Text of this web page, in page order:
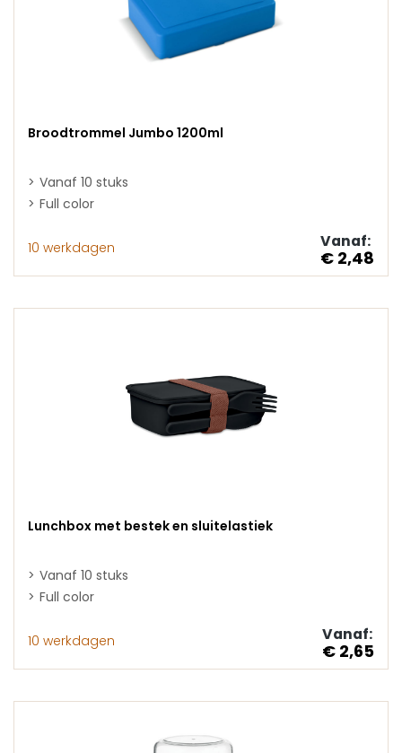
Broodtrommel Jumbo 1200ml
Vanaf 10 stuks
Full color
10 werkdagen Vanaf:
€ 2,48
Lunchbox met bestek en sluitelastiek
Vanaf 10 stuks
Full color
10 werkdagen Vanaf:
€ 2,65